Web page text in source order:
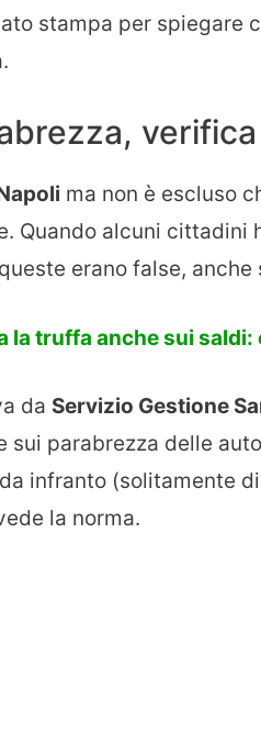
stampa per spiegare
ma non è escluso
Quando alcuni cittadini
erano false,
la truffa anche sui
da Servizio Gestione
sui parabrezza delle
infranto (solitamente
la norma.